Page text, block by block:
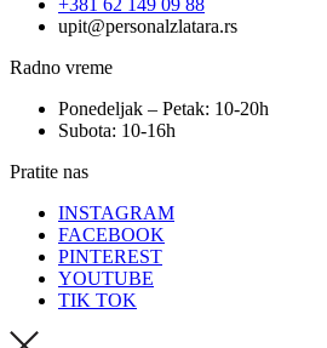
upit@personalzlatara.rs
Radno vreme
Ponedeljak – Petak: 10-20h
Subota: 10-16h
Pratite nas
INSTAGRAM
FACEBOOK
PINTEREST
YOUTUBE
TIK TOK